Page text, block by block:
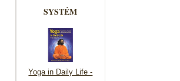
SYSTÉM
Yoga in Daily Life -